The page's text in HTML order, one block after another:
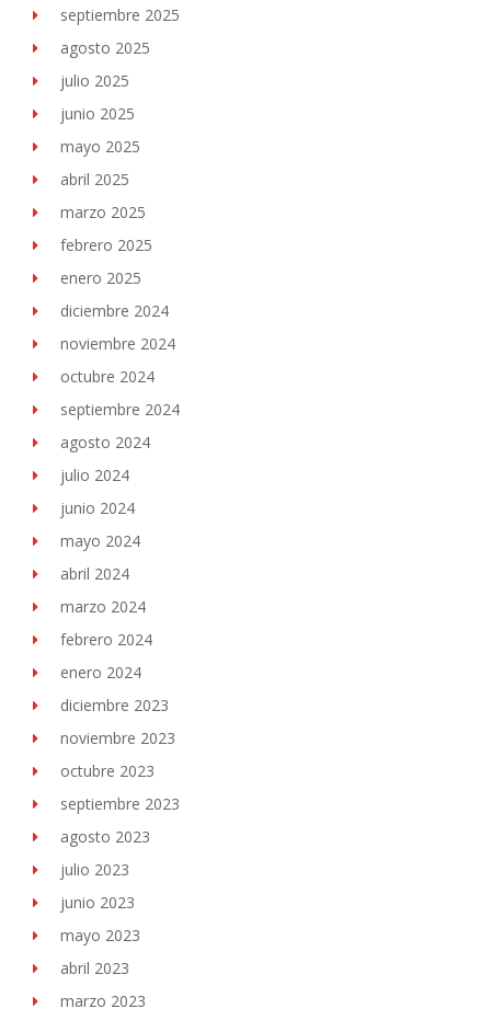
septiembre 2025
agosto 2025
julio 2025
junio 2025
mayo 2025
abril 2025
marzo 2025
febrero 2025
enero 2025
diciembre 2024
noviembre 2024
octubre 2024
septiembre 2024
agosto 2024
julio 2024
junio 2024
mayo 2024
abril 2024
marzo 2024
febrero 2024
enero 2024
diciembre 2023
noviembre 2023
octubre 2023
septiembre 2023
agosto 2023
julio 2023
junio 2023
mayo 2023
abril 2023
marzo 2023